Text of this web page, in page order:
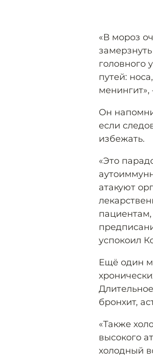
«В мороз
головного
путей:
Он
если
избежать.
«Это
атакуют
успокоил
Ещё один
бронхит,
«Также
высокого
холодный